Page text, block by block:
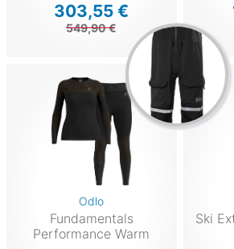
303,55 €
549,90 €
Odlo
Fundamentals
Performance Warm
Ski